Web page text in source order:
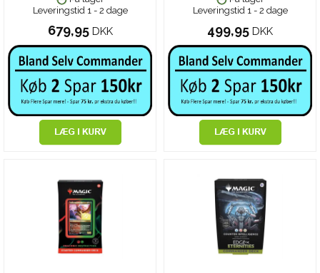
Leveringstid 1 - 2 dage
679,95 DKK
Leveringstid 1 - 2 dage
499,95 DKK